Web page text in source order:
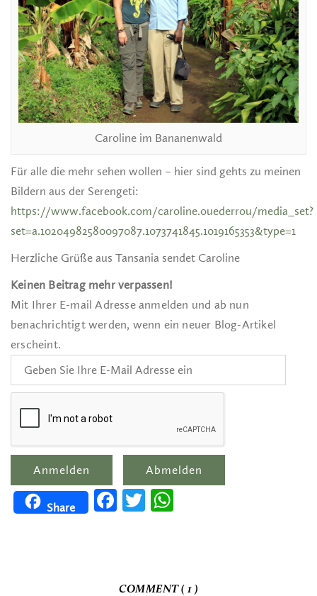
Caroline im Bananenwald
Für alle die mehr sehen wollen – hier sind gehts zu meinen
Bildern aus der Serengeti:
https://www.facebook.com/caroline.ouederrou/media_set?
set=a.10204982580097087.1073741845.1019165353&type=1
Herzliche Grüße aus Tansania sendet Caroline
Keinen Beitrag mehr verpassen!
Mit Ihrer E-mail Adresse anmelden und ab nun
benachrichtigt werden, wenn ein neuer Blog-Artikel
erscheint.
Share
FacebookTwitter
COMMENT ( 1 )